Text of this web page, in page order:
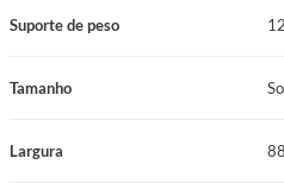
Suporte de peso
Tamanho
Largura